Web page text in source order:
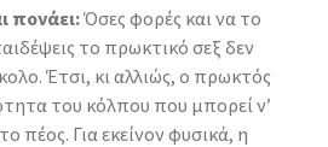
πονάει:Όσες φορές και να το
το πρωκτικό σεξ δεν
Έτσι, κι αλλιώς, ο πρωκτός
του κόλπου που μπορεί ν’
πέος. Για εκείνον φυσικά, η